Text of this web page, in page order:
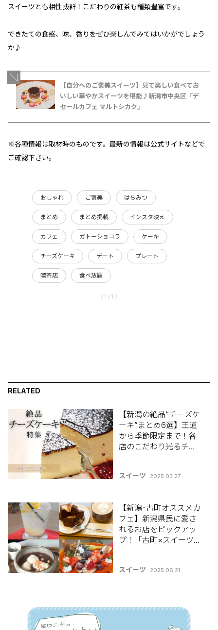
スイーツとも相性抜群！こだわりの紅茶も種類豊富です。
できたての食感、味、香りをぜひ楽しんでみてはいかがでしょう
か♪
【自分へのご褒美スイーツ】見て楽しい食べてお
いしい華やかスイーツを堪能♪新潟市中央区「デ
セールカフェ マルトシカク」
※各種情報は取材時のものです。最新の情報は公式サイトなどで
ご確認下さい。
おしゃれ ご褒美 はちみつ
まとめ まとめ掲載 インスタ映え
カフェ ガトーショコラ ケーキ
チーズケーキ デート プレート
喫茶店 食べ放題
〈 1 / 1 〉
RELATED
【新潟の絶品“チーズケ
ーキ”まとめ6選】王道
から季節限定まで！各
店のこだわり光るチー
スイーツ 2025.03.27
【新潟･古町オススメカ
フェ】新潟県民に愛さ
れるお店をピックアッ
プ！「古町×スイーツま
スイーツ 2025.06.21